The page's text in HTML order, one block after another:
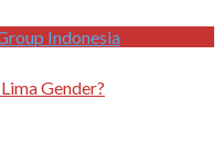
Indonesia